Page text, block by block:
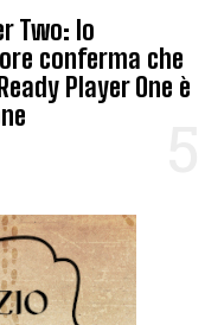
Two: lo
conferma che
Player One è